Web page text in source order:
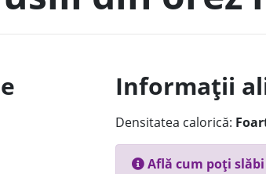
Informații
Densitatea calorică:
Află cum poți